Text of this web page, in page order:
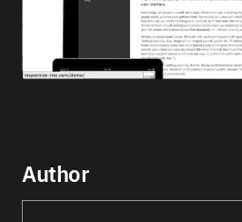
Author